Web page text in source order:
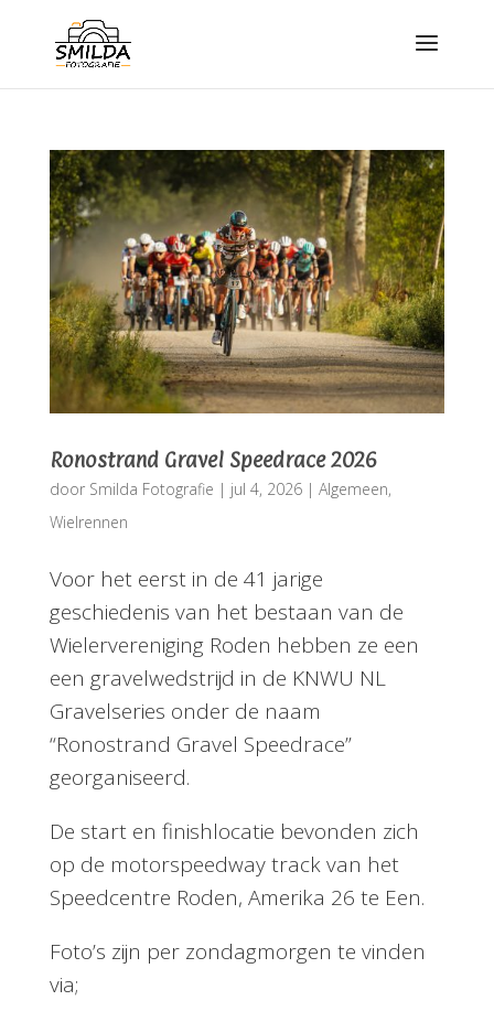
Ronostrand Gravel Speedrace 2026
door Smilda Fotografie | jul 4, 2026| Algemeen,
Wielrennen
Voor het eerst in de 41 jarige
geschiedenis van het bestaan van de
Wielervereniging Roden hebben ze een
een gravelwedstrijd in de KNWU NL
Gravelseries onder de naam
“Ronostrand Gravel Speedrace”
georganiseerd.
De start en finishlocatie bevonden zich
op de motorspeedway track van het
Speedcentre Roden, Amerika 26 te Een.
Foto’s zijn per zondagmorgen te vinden
via;